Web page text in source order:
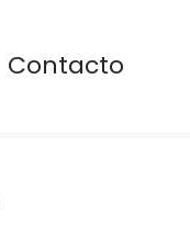
Contacto